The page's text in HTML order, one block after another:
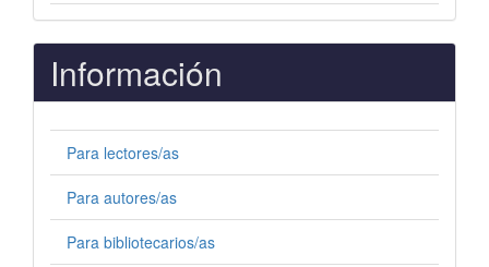
Información
Para lectores/as
Para autores/as
Para bibliotecarios/as